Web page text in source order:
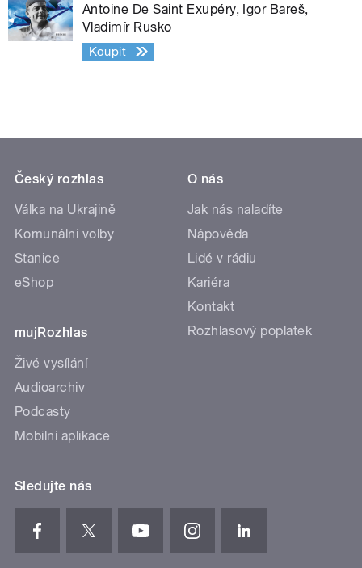
Antoine De Saint Exupéry, Igor Bareš,
Vladimír Rusko
Koupit
Český rozhlas
Válka na Ukrajině
Komunální volby
Stanice
eShop
mujRozhlas
Živé vysílání
Audioarchiv
Podcasty
Mobilní aplikace
O nás
Jak nás naladíte
Nápověda
Lidé v rádiu
Kariéra
Kontakt
Rozhlasový poplatek
Sledujte nás